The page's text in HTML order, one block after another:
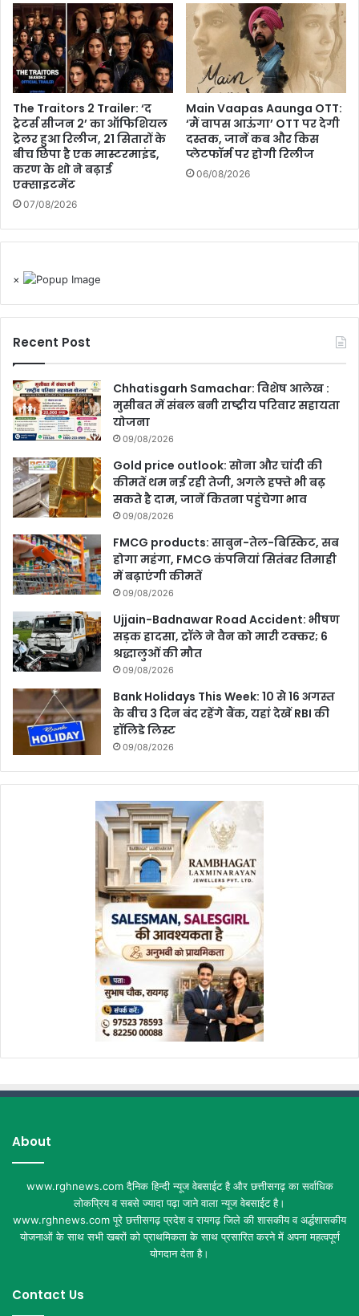
The Traitors 2 Trailer: ‘द
ट्रेटर्स सीजन 2’ का ऑफिशियल
ट्रेलर हुआ रिलीज, 21 सितारों के
बीच छिपा है एक मास्टरमाइंड,
करण के शो ने बढ़ाई
एक्साइटमेंट
07/08/2026
Main Vaapas Aaunga OTT:
‘मैं वापस आऊंगा’ OTT पर देगी
दस्तक, जानें कब और किस
प्लेटफॉर्म पर होगी रिलीज
06/08/2026
×
Recent Post
Chhatisgarh Samachar: विशेष आलेख :
मुसीबत में संबल बनी राष्ट्रीय परिवार सहायता
योजना
09/08/2026
Gold price outlook: सोना और चांदी की
कीमतें थम नई रही तेजी, अगले हफ्ते भी बढ़
सकते है दाम, जानें कितना पहुंचेगा भाव
09/08/2026
FMCG products: साबुन-तेल-बिस्किट, सब
होगा महंगा, FMCG कंपनियां सितंबर तिमाही
में बढ़ाएंगी कीमतें
09/08/2026
Ujjain-Badnawar Road Accident: भीषण
सड़क हादसा, ट्रॉले ने वैन को मारी टक्कर; 6
श्रद्धालुओं की मौत
09/08/2026
Bank Holidays This Week: 10 से 16 अगस्त
के बीच 3 दिन बंद रहेंगे बैंक, यहां देखें RBI की
हॉलिडे लिस्ट
09/08/2026
About
www.rghnews.com दैनिक हिन्दी न्यूज वेबसाईट है और छत्तीसगढ़ का सर्वाधिक
लोकप्रिय व सबसे ज्यादा पढ़ा जाने वाला न्यूज वेबसाईट है।
www.rghnews.com पूरे छत्तीसगढ़ प्रदेश व रायगढ़ जिले की शासकीय व अर्द्धशासकीय
योजनाओं के साथ सभी खबरों को प्राथमिकता के साथ प्रसारित करने में अपना महत्वपूर्ण
योगदान देता है।
Contact Us